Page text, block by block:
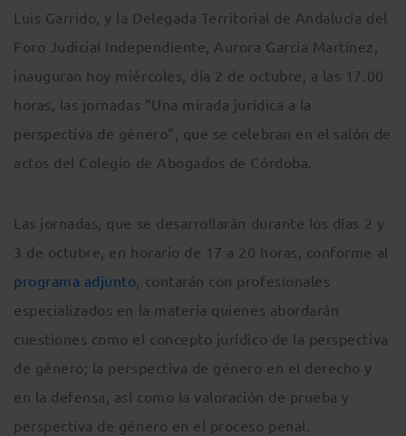
Luis Garrido, y la Delegada Territorial de Andalucía del
Foro Judicial Independiente, Aurora García Martínez,
inauguran hoy miércoles, día 2 de octubre, a las 17.00
horas, las jornadas “Una mirada jurídica a la
perspectiva de género”, que se celebran en el salón de
actos del Colegio de Abogados de Córdoba.
Las jornadas, que se desarrollarán durante los días 2 y
3 de octubre, en horario de 17 a 20 horas, conforme al
programa adjunto, contarán con profesionales
especializados en la materia quienes abordarán
cuestiones como el concepto jurídico de la perspectiva
de género; la perspectiva de género en el derecho y
en la defensa, así como la valoración de prueba y
perspectiva de género en el proceso penal.